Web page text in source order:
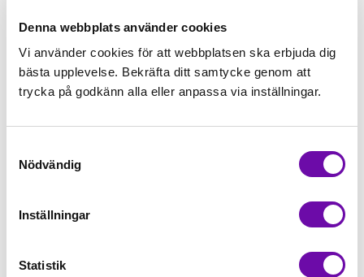
Denna webbplats använder cookies
Vi använder cookies för att webbplatsen ska erbjuda dig
bästa upplevelse. Bekräfta ditt samtycke genom att
trycka på godkänn alla eller anpassa via inställningar.
Nödvändig
Inställningar
Statistik
st Köp st Köp
Bulky-Lock